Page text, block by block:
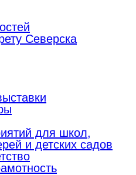
Северска
для школ,
и детских садов